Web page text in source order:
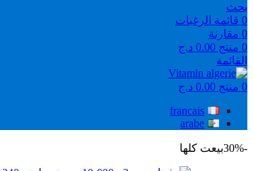
بحث
0 قائمة الرغبات
0 مقارنة
0 منتج 0.00 د.ج
القائمة
0 منتج 0.00 د.ج
francais
arabe
-30% بيعت كلها